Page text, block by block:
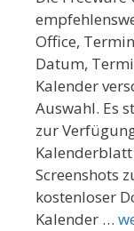
Office,
Datum,
Kalender
Auswahl. Es
zur
Screenshots
kostenloser
Kalender …